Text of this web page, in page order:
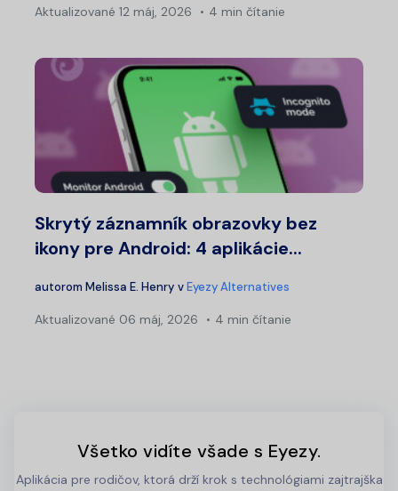
Aktualizované 12 máj, 2026 4 min čítanie
Skrytý záznamník obrazovky bez
ikony pre Android: 4 aplikácie...
autorom Melissa E. Henry vEyezy Alternatives
Aktualizované 06 máj, 2026 4 min čítanie
Všetko vidíte všade s Eyezy.
Aplikácia pre rodičov, ktorá drží krok s technológiami zajtrajška